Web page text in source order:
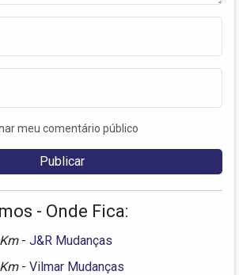
meu comentário público
- Onde Fica:
- J&R Mudanças
- Vilmar Mudanças